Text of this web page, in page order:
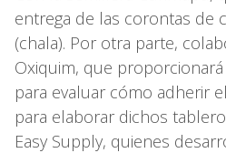
entrega de las corontas de
(chala). Por otra parte,
Oxiquim, que
para evaluar cómo adherir
para elaborar dichos
Easy Supply, quienes